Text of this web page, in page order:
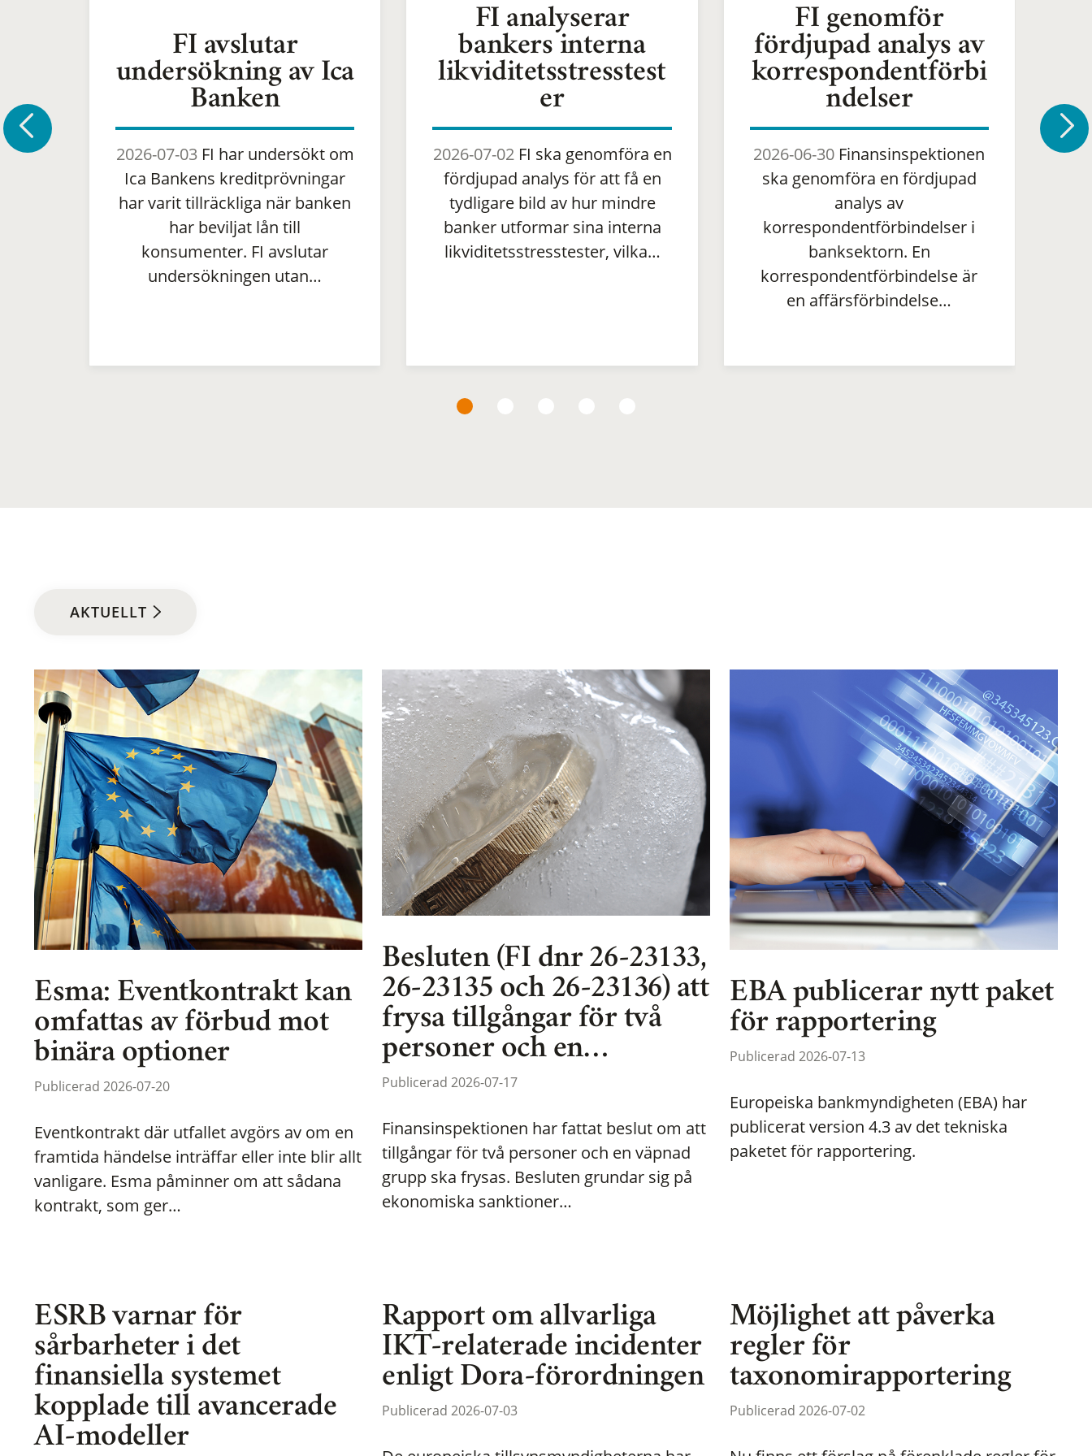
FI avslutar
undersökning av Ica
Banken
2026-07-03FI har undersökt om
Ica Bankens kreditprövningar
har varit tillräckliga när banken
har beviljat lån till
konsumenter. FI avslutar
undersökningen utan…
FI analyserar
bankers interna
likviditetsstresstest
er
2026-07-02FI ska genomföra en
fördjupad analys för att få en
tydligare bild av hur mindre
banker utformar sina interna
likviditetsstresstester, vilka…
FI genomför
fördjupad analys av
korrespondentförbi
ndelser
2026-06-30 Finansinspektionen
ska genomföra en fördjupad
analys av
korrespondentförbindelser i
banksektorn. En
korrespondentförbindelse är
en affärsförbindelse…
AKTUELLT
Esma: Eventkontrakt kan
omfattas av förbud mot
binära optioner
Publicerad 2026-07-20
Eventkontrakt där utfallet avgörs av om en
framtida händelse inträffar eller inte blir allt
vanligare. Esma påminner om att sådana
kontrakt, som ger…
Besluten (FI dnr 26-23133,
26-23135 och 26-23136) att
frysa tillgångar för två
personer och en…
Publicerad 2026-07-17
Finansinspektionen har fattat beslut om att
tillgångar för två personer och en väpnad
grupp ska frysas. Besluten grundar sig på
ekonomiska sanktioner…
EBA publicerar nytt paket
för rapportering
Publicerad 2026-07-13
Europeiska bankmyndigheten (EBA) har
publicerat version 4.3 av det tekniska
paketet för rapportering.
ESRB varnar för
sårbarheter i det
finansiella systemet
kopplade till avancerade
AI-modeller
Rapport om allvarliga
IKT-relaterade incidenter
enligt Dora-förordningen
Publicerad 2026-07-03
Möjlighet att påverka
regler för
taxonomirapportering
Publicerad 2026-07-02